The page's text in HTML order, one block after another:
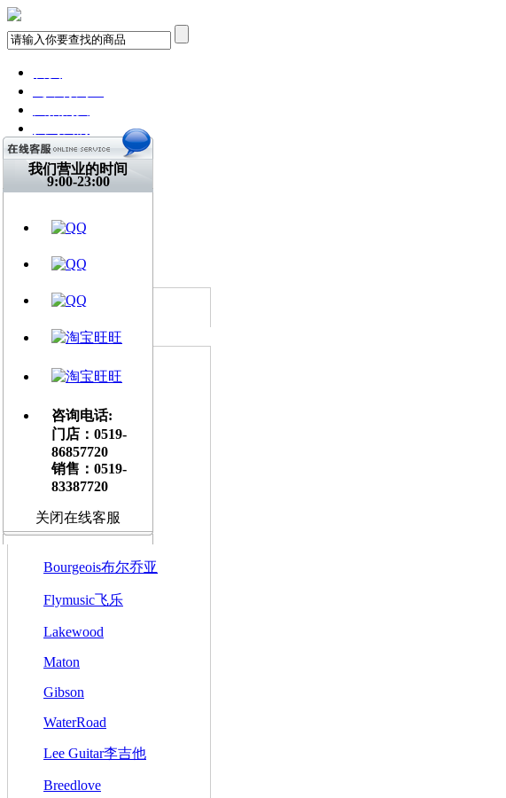
关注微博
视频网站
文章资讯
交流平台
乐器周边
所有分类
Martin 马丁
Customshop
美产
墨西哥产
Taylor 泰勒
Bourgeois布尔乔亚
Flymusic飞乐
Lakewood
Maton
Gibson
WaterRoad
Lee Guitar李吉他
Breedlove
我们营业的时间
9:00-23:00
咨询电话:
门店：0519-
86857720
销售：0519-
83387720
关闭在线客服